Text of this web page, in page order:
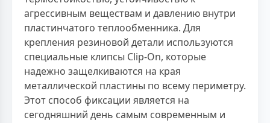
агрессивным веществам и давлению внутри
пластинчатого теплообменника. Для
крепления резиновой детали используются
специальные клипсы Clip-On, которые
надежно защелкиваются на края
металлической пластины по всему периметру.
Этот способ фиксации является на
сегодняшний день самым современным и